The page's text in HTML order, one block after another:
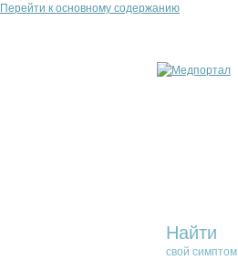
Перейти к основному содержанию
Найти
свой симптом